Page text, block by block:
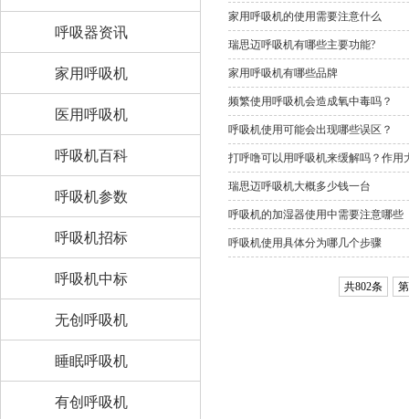
呼吸器资讯
家用呼吸机
医用呼吸机
呼吸机百科
呼吸机参数
呼吸机招标
呼吸机中标
无创呼吸机
睡眠呼吸机
有创呼吸机
家用呼吸机的使用需要注意什么
瑞思迈呼吸机有哪些主要功能?
家用呼吸机有哪些品牌
频繁使用呼吸机会造成氧中毒吗？
呼吸机使用可能会出现哪些误区？
打呼噜可以用呼吸机来缓解吗？作用
瑞思迈呼吸机大概多少钱一台
呼吸机的加湿器使用中需要注意哪些
呼吸机使用具体分为哪几个步骤
共802条